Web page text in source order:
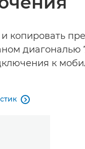
копировать
диагональю
к
